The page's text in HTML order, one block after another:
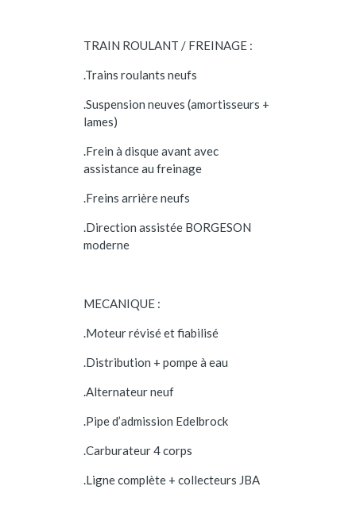
TRAIN ROULANT / FREINAGE :
.Trains roulants neufs
.Suspension neuves (amortisseurs +
lames)
.Frein à disque avant avec
assistance au freinage
.Freins arrière neufs
.Direction assistée BORGESON
moderne
MECANIQUE :
.Moteur révisé et fiabilisé
.Distribution + pompe à eau
.Alternateur neuf
.Pipe d’admission Edelbrock
.Carburateur 4 corps
.Ligne complète + collecteurs JBA